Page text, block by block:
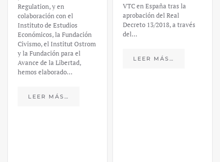
Regulation, y en
colaboración con el
Instituto de Estudios
Económicos, la Fundación
Civismo, el Institut Ostrom
y la Fundación para el
Avance de la Libertad,
hemos elaborado…
LEER MÁS…
VTC en España tras la
aprobación del Real
Decreto 13/2018, a través
del…
LEER MÁS…